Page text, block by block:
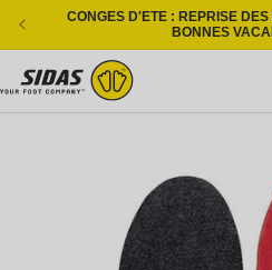
Ignorer et passer au contenu
CONGES D'ETE : REPRISE
BONNES